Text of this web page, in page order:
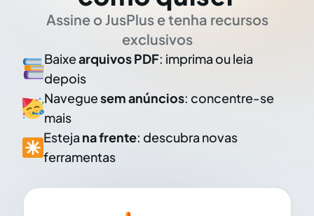
Assine o JusPlus e tenha recursos
exclusivos
Baixearquivos PDF: imprima ou leia
depois
Naveguesem anúncios: concentre-se
mais
Esteja na frente: descubra novas
ferramentas